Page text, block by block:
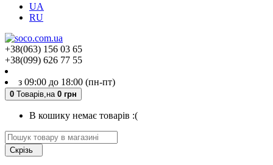
UA
RU
+38(063) 156 03 65
+38(099) 626 77 55
з 09:00 до 18:00 (пн-пт)
0 Товарів, на 0 грн
В кошику немає товарів :(
Скрізь